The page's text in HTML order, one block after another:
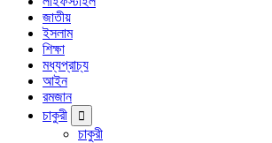
জাতীয়
ইসলাম
শিক্ষা
মধ্যপ্রাচ্য
আইন
রমজান
চাকুরী
চাকুরী